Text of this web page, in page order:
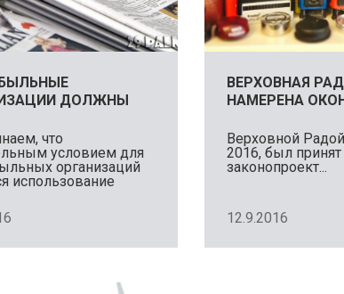
ДОЛЖНЫ
В 1 ЯНВАРЯ
что
условием для
организаций
использование
ВЕРХОВНАЯ
НАМЕРЕНА
БИЗНЕСА
Верховной
2016, был принят
законопроект...
12.9.2016